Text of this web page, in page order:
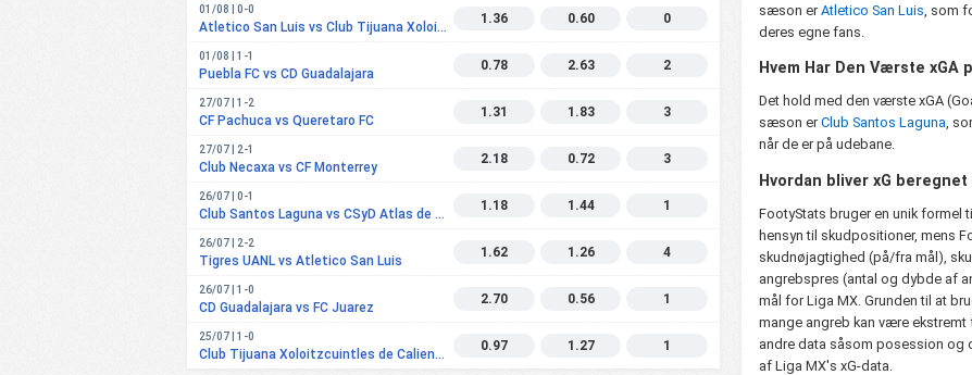
01/08 | 0-0
Atletico San Luis vs Club Tijuana Xoloitzcuintles de Caliente
1.36 0.60 0
01/08 | 1-1
Puebla FC vs CD Guadalajara
0.78 2.63 2
27/07 | 1-2
CF Pachuca vs Queretaro FC
1.31 1.83 3
27/07 | 2-1
Club Necaxa vs CF Monterrey
2.18 0.72 3
26/07 | 0-1
Club Santos Laguna vs CSyD Atlas de Guadalajara
1.18 1.44 1
26/07 | 2-2
Tigres UANL vs Atletico San Luis
1.62 1.26 4
26/07 | 1-0
CD Guadalajara vs FC Juarez
2.70 0.56 1
25/07 | 1-0
Club Tijuana Xoloitzcuintles de Caliente vs Club Leon
0.97 1.27 1
sæson er Atletico San Luis , som
deres egne fans.
Hvem Har Den Værste xGA
Det hold med den værste xGA
sæson er Club Santos Laguna,
når de er på udebane.
Hvordan bliver xG beregnet
FootyStats bruger en unik formel
hensyn til skudpositioner, mens
skudnøjagtighed (på/fra mål),
angrebspres (antal og dybde af
mål for Liga MX. Grunden til at
mange angreb kan være
andre data såsom posession og
af Liga MX's xG-data.